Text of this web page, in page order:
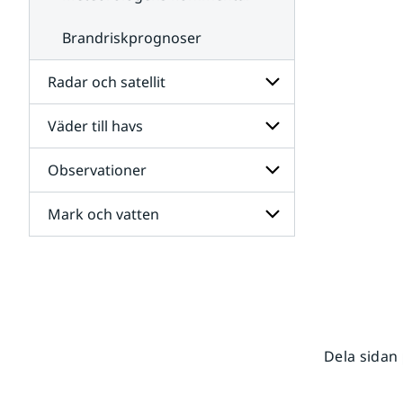
Brandriskprognoser
Radar och satellit
Undersidor
för
Radar
och
satellit
Väder till havs
Undersidor
för
Väder
till
havs
Observationer
Undersidor
för
Mark och vatten
Dela sidan